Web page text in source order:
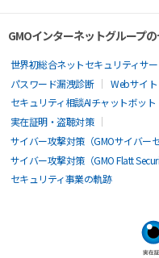
GMOインターネットグループ
世界初総合ネットセキュリティサ
パスワード漏洩診断
Webサイ
セキュリティ相談AIチャットボット
実在証明・盗聴対策
サイバー攻撃対策（GMOサイバー
サイバー攻撃対策（GMO Flatt
セキュリティ事業の軌跡